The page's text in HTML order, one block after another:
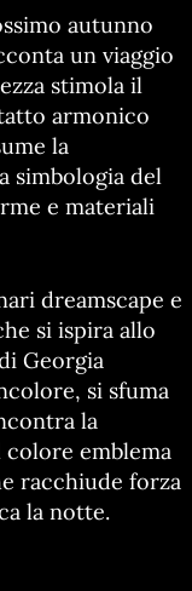
autunno
un viaggio
stimola il
armonico
la
simbologia del
e materiali
dreamscape e
si ispira allo
Georgia
si sfuma
la
colore emblema
racchiude forza
la notte.